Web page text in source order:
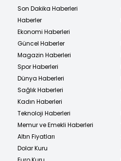
Son Dakika Haberleri
Haberler
Ekonomi Haberleri
Güncel Haberler
Magazin Haberleri
Spor Haberleri
Dünya Haberleri
Sağlık Haberleri
Kadın Haberleri
Teknoloji Haberleri
Memur ve Emekli Haberleri
Altın Fiyatları
Dolar Kuru